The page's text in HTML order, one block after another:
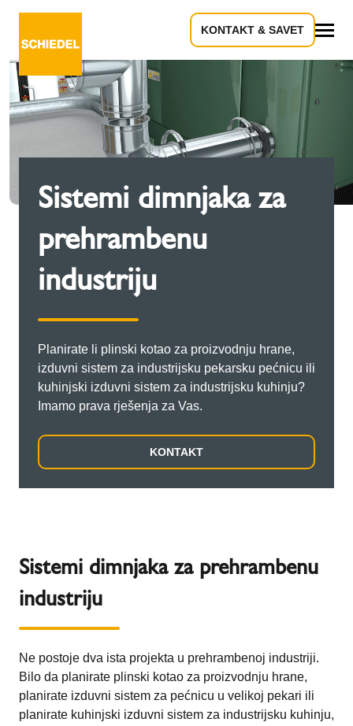
KONTAKT & SAVET
Sistemi dimnjaka za
prehrambenu
industriju
Planirate li plinski kotao za proizvodnju hrane,
izduvni sistem za industrijsku pekarsku pećnicu ili
kuhinjski izduvni sistem za industrijsku kuhinju?
Imamo prava rješenja za Vas.
KONTAKT
Sistemi dimnjaka za prehrambenu
industriju
Ne postoje dva ista projekta u prehrambenoj industriji.
Bilo da planirate plinski kotao za proizvodnju hrane,
planirate izduvni sistem za pećnicu u velikoj pekari ili
planirate kuhinjski izduvni sistem za industrijsku kuhinju,